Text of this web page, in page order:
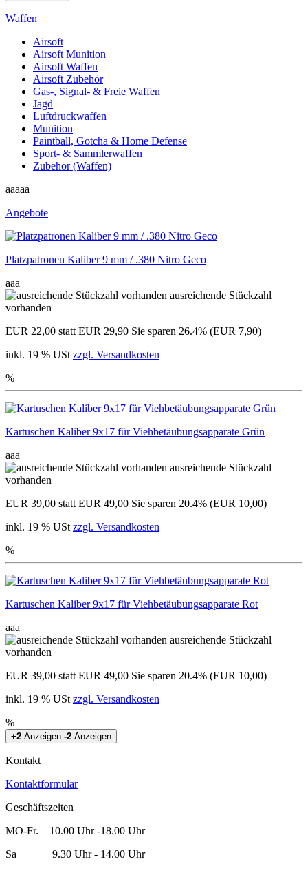
Waffen
Airsoft
Airsoft Munition
Airsoft Waffen
Airsoft Zubehör
Gas-, Signal- & Freie Waffen
Jagd
Luftdruckwaffen
Munition
Paintball, Gotcha & Home Defense
Sport- & Sammlerwaffen
Zubehör (Waffen)
aaaaa
Angebote
Platzpatronen Kaliber 9 mm / .380 Nitro Geco
aaa
ausreichende Stückzahl
vorhanden
EUR 22,00 statt EUR 29,90 Sie sparen 26.4% (EUR 7,90)
inkl. 19 % USt zzgl. Versandkosten
%
Kartuschen Kaliber 9x17 für Viehbetäubungsapparate Grün
aaa
ausreichende Stückzahl
vorhanden
EUR 39,00 statt EUR 49,00 Sie sparen 20.4% (EUR 10,00)
inkl. 19 % USt zzgl. Versandkosten
%
Kartuschen Kaliber 9x17 für Viehbetäubungsapparate Rot
aaa
ausreichende Stückzahl
vorhanden
EUR 39,00 statt EUR 49,00 Sie sparen 20.4% (EUR 10,00)
inkl. 19 % USt zzgl. Versandkosten
%
+2 Anzeigen -2 Anzeigen
Kontakt
Kontaktformular
Geschäftszeiten
MO-Fr. 10.00 Uhr -18.00 Uhr
Sa 9.30 Uhr - 14.00 Uhr